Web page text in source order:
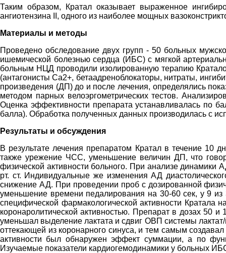
Таким образом, Кратал оказывает выраженное
ангиотензина II, одного из наиболее мощных
Материалы и методы
Проведено обследование двух групп - 50 больных
ишемической болезнью сердца (ИБС) с мягкой
больным НЦД проводили изолированную терапию
(антагонисты Са2+, бетаадреноблокаторы, нитраты,
произведения (ДП) до и после лечения, определялись
методом парных велоэргометрических тестов.
Оценка эффективности препарата устанавливалась по
балла). Обработка полученных данных производилась с
Результаты и обсуждения
В результате лечения препаратом Кратал в течение 10
также урежение ЧСС, уменьшение величин ДП, что
физической активности больного. При анализе динамики
рт. ст. Индивидуальные же изменения АД
снижение АД. При проведении проб с дозированной
уменьшение времени педалирования на 30-60 сек, у 9
специфической фармакологической активности Кратала
коронаролитической активностью. Препарат в дозах 50
уменьшал выделение лактата и сдвиг ОВП системы
оттекающей из коронарного синуса, и тем самым
активности был обнаружен эффект суммации, а по
Изучаемые показатели кардиогемодинамики у больных